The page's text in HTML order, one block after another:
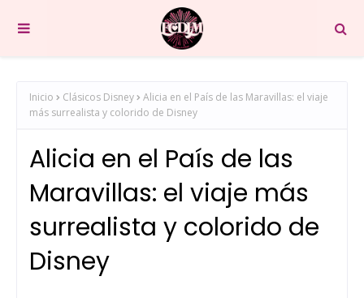
Inicio Clásicos Disney
Alicia en el País de las Maravillas: el viaje
más surrealista y colorido de Disney
Alicia en el País de las
Maravillas: el viaje más
surrealista y colorido de
Disney